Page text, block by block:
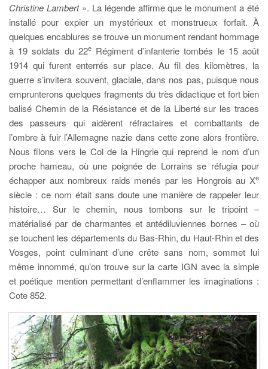
Christine Lambert». La légende affirme que le monument a été
installé pour expier un mystérieux et monstrueux forfait. À
quelques encablures se trouve un monument rendant hommage
à 19 soldats du 22eRégiment d’infanterie tombés le 15 août
1914 qui furent enterrés sur place. Au fil des kilomètres, la
guerre s’invitera souvent, glaciale, dans nos pas, puisque nous
emprunterons quelques fragments du très didactique et fort bien
balisé Chemin de la Résistance et de la Liberté sur les traces
des passeurs qui aidèrent réfractaires et combattants de
l’ombre à fuir l’Allemagne nazie dans cette zone alors frontière.
Nous filons vers le Col de la Hingrie qui reprend le nom d’un
proche hameau, où une poignée de Lorrains se réfugia pour
échapper aux nombreux raids menés par les Hongrois au Xe
siècle : ce nom était sans doute une manière de rappeler leur
histoire… Sur le chemin, nous tombons sur le tripoint –
matérialisé par de charmantes et antédiluviennes bornes – où
se touchent les départements du Bas-Rhin, du Haut-Rhin et des
Vosges, point culminant d’une crête sans nom, sommet lui
même innommé, qu’on trouve sur la carte IGN avec la simple
et poétique mention permettant d’enflammer les imaginations :
Cote 852.